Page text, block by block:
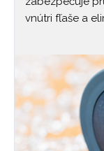
vnútri fľaše a